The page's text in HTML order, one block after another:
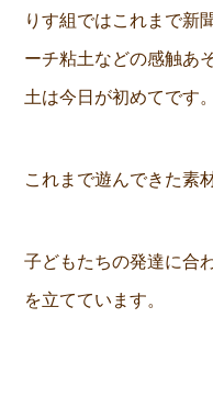
りす組ではこれまで新
ーチ粘土などの感触あ
土は今日が初めてです。
これまで遊んできた素
子どもたちの発達に合
を立てています。